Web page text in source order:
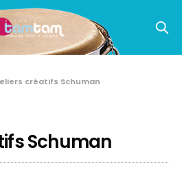
créatifs Schuman
Schuman